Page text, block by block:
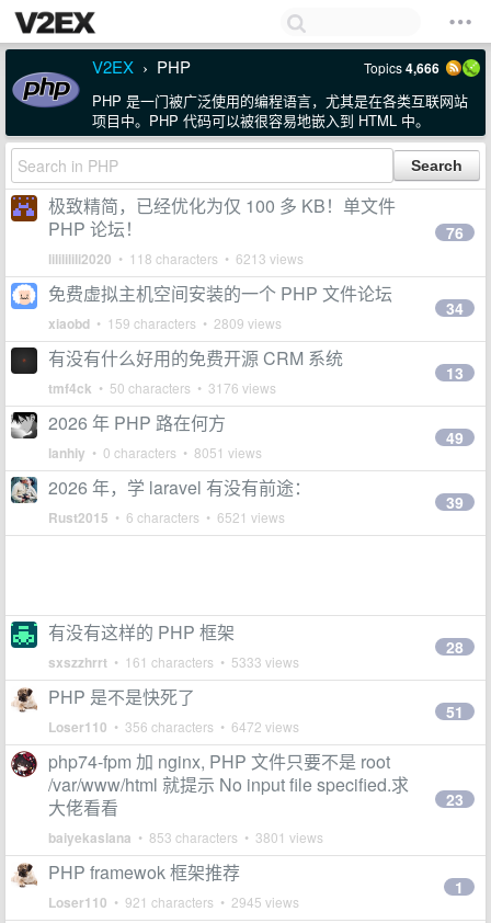
V2EX › PHP Topics4,666
PHP 是一门被广泛使用的编程语言，尤其是在各类互联网站
项目中。PHP 代码可以被很容易地嵌入到 HTML 中。
极致精简，已经优化为仅 100 多 KB！单文件
PHP 论坛！
lilililili2020 • 118 characters • 6213 views
76
免费虚拟主机空间安装的一个 PHP 文件论坛
xiaobd • 159 characters • 2809 views
34
有没有什么好用的免费开源 CRM 系统
tmf4ck • 50 characters • 3176 views
13
2026 年 PHP 路在何方
lanhiy • 0 characters • 8051 views
49
2026 年，学 laravel 有没有前途：
Rust2015 • 6 characters • 6521 views
39
有没有这样的 PHP 框架
sxszzhrrt • 161 characters • 5333 views
28
PHP 是不是快死了
Loser110 • 356 characters • 6472 views
51
php74-fpm 加 nginx, PHP 文件只要不是 root
/var/www/html 就提示 No input file specified.求
大佬看看
baiyekaslana • 853 characters • 3801 views
23
PHP framewok 框架推荐
Loser110 • 921 characters • 2945 views
1